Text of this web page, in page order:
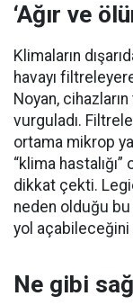
‘Ağır ve
Klimaların
havayı
Noyan,
vurguladı.
ortama mikrop
“klima
dikkat çekti.
neden olduğu bu
yol açabileceğini
Ne gibi